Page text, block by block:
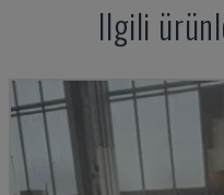
Ilgili